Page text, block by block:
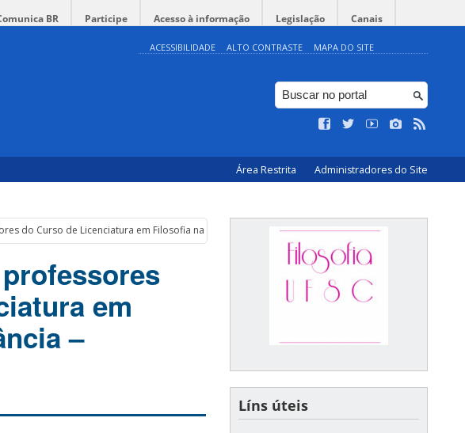
BR Participe Acesso à informação Legislação Canais
ACESSIBILIDADE ALTO CONTRASTE MAPA DO SITE
Área Restrita Administradores do Site
do Curso de Licenciatura em Filosofia na modalidade à Distância – UFSC/UAB
em
–
Líns úteis